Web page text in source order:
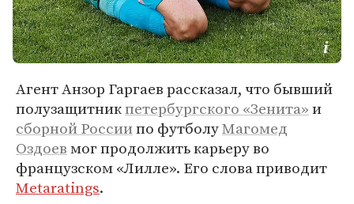
Агент Анзор Гаргаев рассказал, что бывший
полузащитникпетербургского «Зенита»и
сборной Россиипо футболуМагомед
Оздоевмог продолжить карьеру во
французском «Лилле». Его слова приводит
Metaratings.